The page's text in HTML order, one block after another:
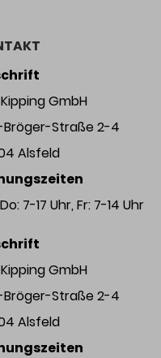
GmbH
Bröger-Straße 2-4
Alsfeld
7-17 Uhr, Fr: 7-14 Uhr
GmbH
Bröger-Straße 2-4
Alsfeld